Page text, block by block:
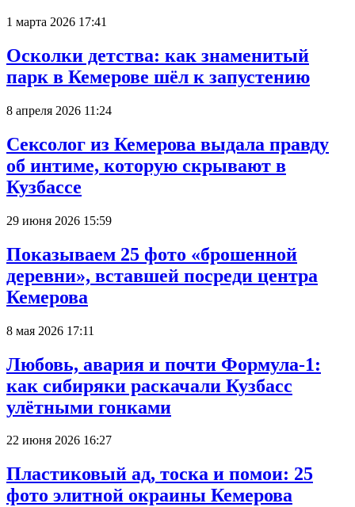
1 марта 2026 17:41
Осколки детства: как знаменитый
парк в Кемерове шёл к запустению
8 апреля 2026 11:24
Сексолог из Кемерова выдала правду
об интиме, которую скрывают в
Кузбассе
29 июня 2026 15:59
Показываем 25 фото «брошенной
деревни», вставшей посреди центра
Кемерова
8 мая 2026 17:11
Любовь, авария и почти Формула-1:
как сибиряки раскачали Кузбасс
улётными гонками
22 июня 2026 16:27
Пластиковый ад, тоска и помои: 25
фото элитной окраины Кемерова